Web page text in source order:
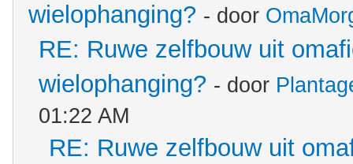
wielophanging? - door
RE: Ruwe zelfbouw uit
wielophanging? - door
01:22 AM
RE: Ruwe zelfbouw uit